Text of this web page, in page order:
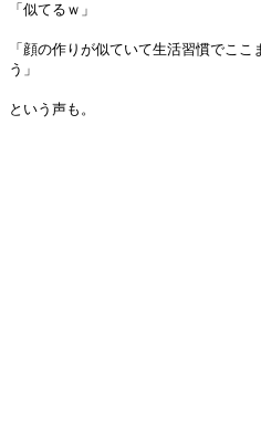
「似てるｗ」
「顔の作りが似ていて生活習慣でこ
う」
という声も。